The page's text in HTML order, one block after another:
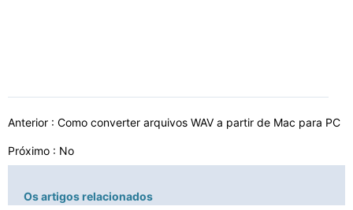
Anterior : Como converter arquivos WAV a partir de Mac para PC
Próximo : No
Os artigos relacionados